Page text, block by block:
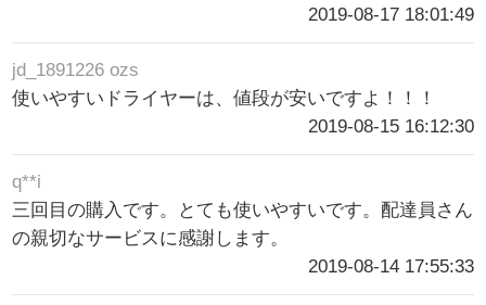
2019-08-17 18:01:49
jd_1891226 ozs
使いやすいドライヤーは、値段が安いですよ！！！
2019-08-15 16:12:30
q**i
三回目の購入です。とても使いやすいです。配達員さん
の親切なサービスに感謝します。
2019-08-14 17:55:33